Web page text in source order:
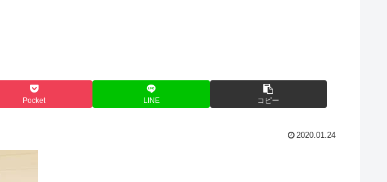
Pocket LINE コピー
2020.01.24